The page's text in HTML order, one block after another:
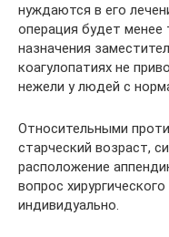
нуждаются в его
операция будет менее
назначения
коагулопатиях не
нежели у людей с
Относительными
старческий возраст,
расположение
вопрос
индивидуально.